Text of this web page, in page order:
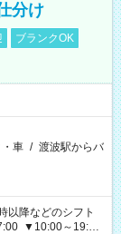
分け
ブランクOK
車 / 渡波駅からバ
以降などのシフト
▼10:00～19:00